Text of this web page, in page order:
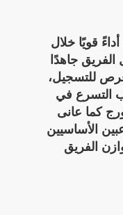
قويًا خلال
جاهدًا
للتسجيل،
التسرع في
كما عانى
الأساسيين
الفريق